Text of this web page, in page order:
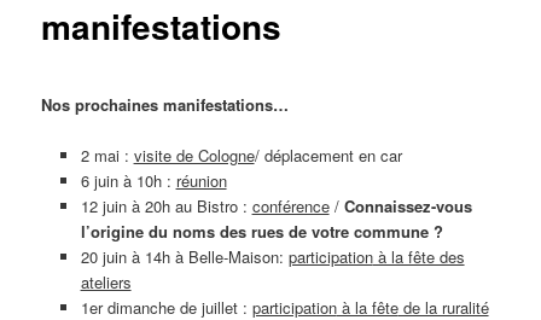
manifestations
Nos prochaines manifestations…
2 mai : visite de Cologne/ déplacement en car
6 juin à 10h : réunion
12 juin à 20h au Bistro : conférence/ Connaissez-vous
l’origine du noms des rues de votre commune ?
20 juin à 14h à Belle-Maison: participationà la fête des
ateliers
1er dimanche de juillet : participationà la fêtede la ruralité